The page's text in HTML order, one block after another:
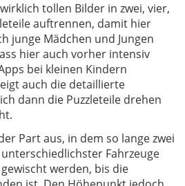
tollen Bilder in zwei, vier,
auftrennen, damit hier
junge Mädchen und Jungen
hier auch vorher intensiv
bei kleinen Kindern
auch die detaillierte
dann die Puzzleteile drehen
Part aus, in dem so lange zwei
Fahrzeuge
werden, bis die